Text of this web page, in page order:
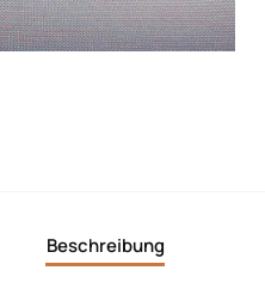
Beschreibung